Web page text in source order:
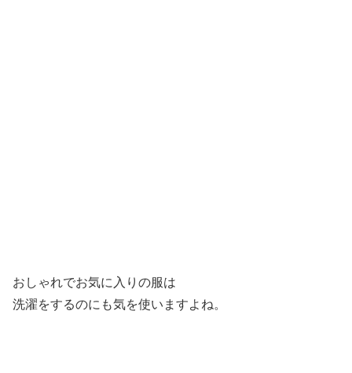
おしゃれでお気に入りの服は
洗濯をするのにも気を使いますよね。